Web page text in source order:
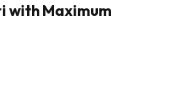
with Maximum